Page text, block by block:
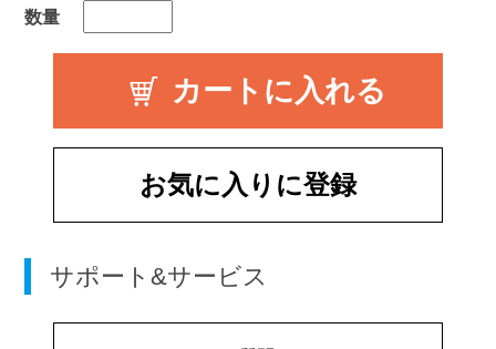
数量
お気に入りに登録
サポート&サービス